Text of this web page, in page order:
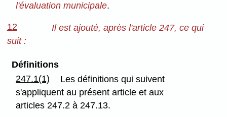
l'évaluation municipale.
12
Il est ajouté, après l'article 247, ce qui
suit :
Définitions
247.1(1)
Les définitions qui suivent
s'appliquent au présent article et aux
articles 247.2 à 247.13.